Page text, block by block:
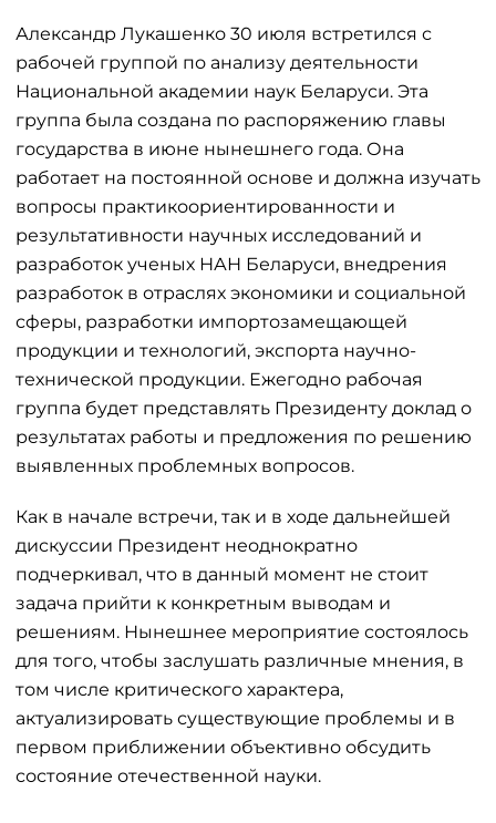
Александр Лукашенко 30 июля встретился с
рабочей группой по анализу деятельности
Национальной академии наук Беларуси. Эта
группа была создана по распоряжению главы
государства в июне нынешнего года. Она
работает на постоянной основе и должна изучать
вопросы практикоориентированности и
результативности научных исследований и
разработок ученых НАН Беларуси, внедрения
разработок в отраслях экономики и социальной
сферы, разработки импортозамещающей
продукции и технологий, экспорта научно-
технической продукции. Ежегодно рабочая
группа будет представлять Президенту доклад о
результатах работы и предложения по решению
выявленных проблемных вопросов.
Как в начале встречи, так и в ходе дальнейшей
дискуссии Президент неоднократно
подчеркивал, что в данный момент не стоит
задача прийти к конкретным выводам и
решениям. Нынешнее мероприятие состоялось
для того, чтобы заслушать различные мнения, в
том числе критического характера,
актуализировать существующие проблемы и в
первом приближении объективно обсудить
состояние отечественной науки.